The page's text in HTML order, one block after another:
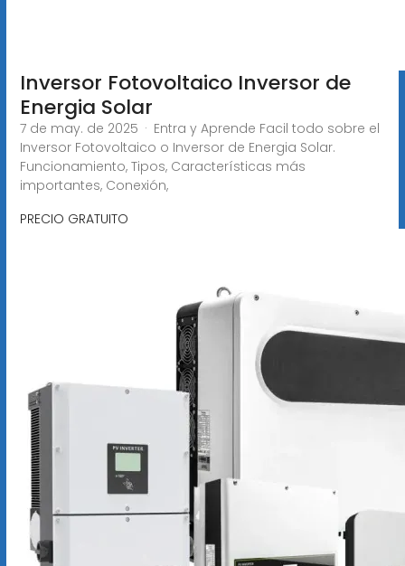
Inversor Fotovoltaico Inversor de
Energia Solar
7 de may. de 2025 · Entra y Aprende Facil todo sobre el
Inversor Fotovoltaico o Inversor de Energia Solar.
Funcionamiento, Tipos, Características más
importantes, Conexión,
PRECIO GRATUITO